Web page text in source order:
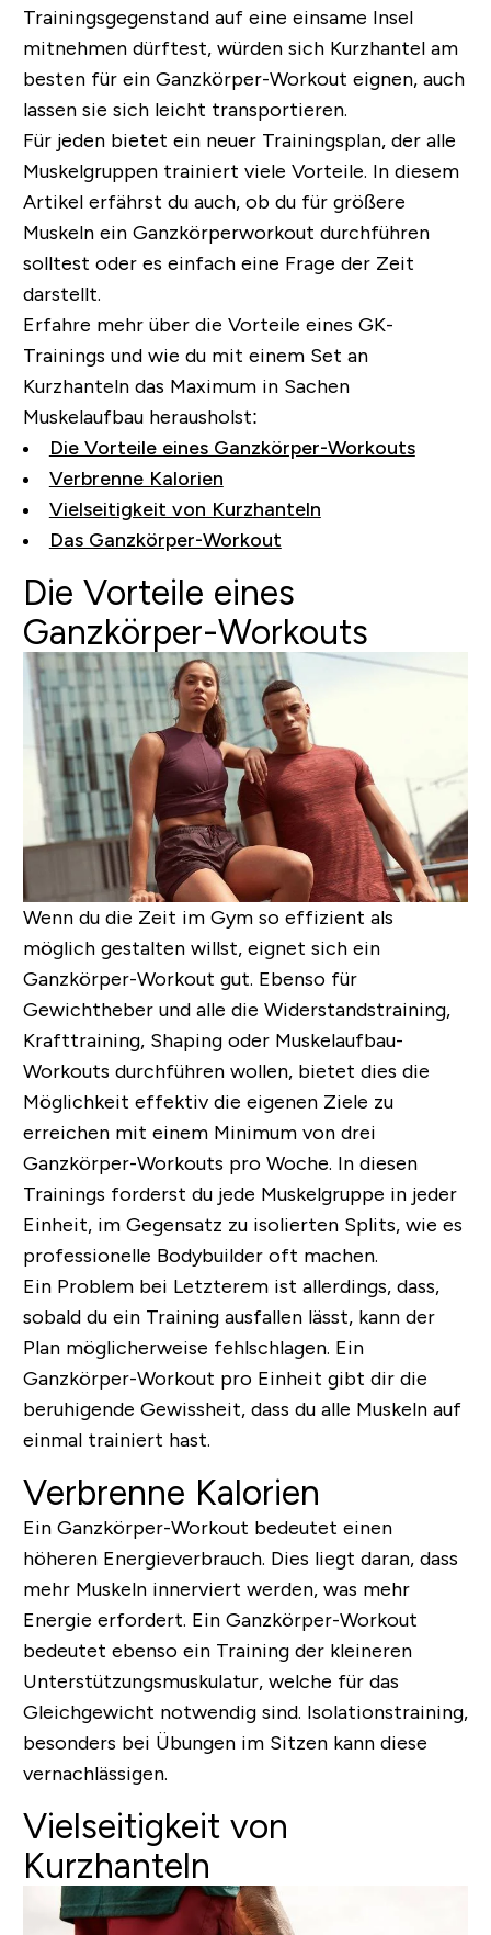
Trainingsgegenstand auf eine einsame Insel
mitnehmen dürftest, würden sich Kurzhantel am
besten für ein Ganzkörper-Workout eignen, auch
lassen sie sich leicht transportieren.
Für jeden bietet ein neuer Trainingsplan, der alle
Muskelgruppen trainiert viele Vorteile. In diesem
Artikel erfährst du auch, ob du für größere
Muskeln ein Ganzkörperworkout durchführen
solltest oder es einfach eine Frage der Zeit
darstellt.
Erfahre mehr über die Vorteile eines GK-
Trainings und wie du mit einem Set an
Kurzhanteln das Maximum in Sachen
Muskelaufbau herausholst:
Die Vorteile eines Ganzkörper-Workouts
Verbrenne Kalorien
Vielseitigkeit von Kurzhanteln
Das Ganzkörper-Workout
Die Vorteile eines
Ganzkörper-Workouts
Wenn du die Zeit im Gym so effizient als
möglich gestalten willst, eignet sich ein
Ganzkörper-Workout gut. Ebenso für
Gewichtheber und alle die Widerstandstraining,
Krafttraining, Shaping oder Muskelaufbau-
Workouts durchführen wollen, bietet dies die
Möglichkeit effektiv die eigenen Ziele zu
erreichen mit einem Minimum von drei
Ganzkörper-Workouts pro Woche. In diesen
Trainings forderst du jede Muskelgruppe in jeder
Einheit, im Gegensatz zu isolierten Splits, wie es
professionelle Bodybuilder oft machen.
Ein Problem bei Letzterem ist allerdings, dass,
sobald du ein Training ausfallen lässt, kann der
Plan möglicherweise fehlschlagen. Ein
Ganzkörper-Workout pro Einheit gibt dir die
beruhigende Gewissheit, dass du alle Muskeln auf
einmal trainiert hast.
Verbrenne Kalorien
Ein Ganzkörper-Workout bedeutet einen
höheren Energieverbrauch. Dies liegt daran, dass
mehr Muskeln innerviert werden, was mehr
Energie erfordert. Ein Ganzkörper-Workout
bedeutet ebenso ein Training der kleineren
Unterstützungsmuskulatur, welche für das
Gleichgewicht notwendig sind. Isolationstraining,
besonders bei Übungen im Sitzen kann diese
vernachlässigen.
Vielseitigkeit von
Kurzhanteln